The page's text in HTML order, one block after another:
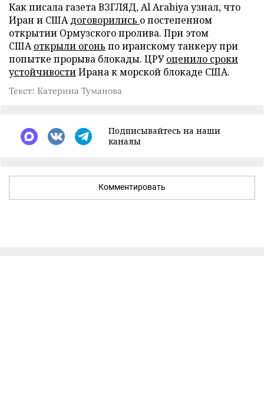
Как писала газета ВЗГЛЯД, Al Arabiya узнал, что
Иран и СШАдоговорились о постепенном
открытии Ормузского пролива. При этом
СШАоткрыли огонь по иранскому танкеру при
попытке прорыва блокады. ЦРУоценило сроки
устойчивостиИрана к морской блокаде США.
Текст: Катерина Туманова
Подписывайтесь на наши
каналы
Комментировать